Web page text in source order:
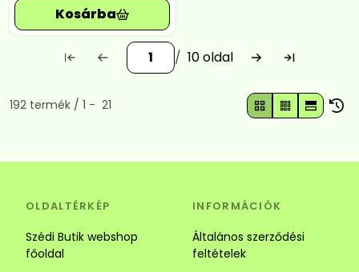
10
Összes termék a kategóriában
192 termék 1 21
OLDALTÉRKÉP
Szédi Butik webshop
főoldal
INFORMÁCIÓK
Általános szerződési
feltételek